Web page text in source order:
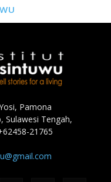
Pamona
Sulawesi Tengah,
21765